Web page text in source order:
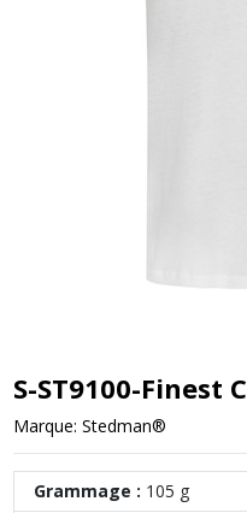
S-ST9100-Finest
Marque: Stedman®
Grammage : 105 g